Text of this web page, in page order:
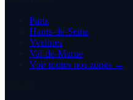
Paris
Hauts-de-Seine
Yvelines
Val-de-Marne
Voir toutes nos zones →